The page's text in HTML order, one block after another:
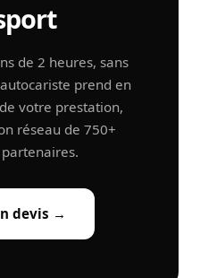
de 2 heures, sans
prend en
votre prestation,
réseau de 750+
devis →